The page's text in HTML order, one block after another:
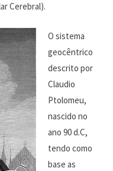
Cerebral).
O sistema
geocêntrico
descrito por
Claudio
Ptolomeu,
nascido no
ano 90 d.C,
tendo como
base as